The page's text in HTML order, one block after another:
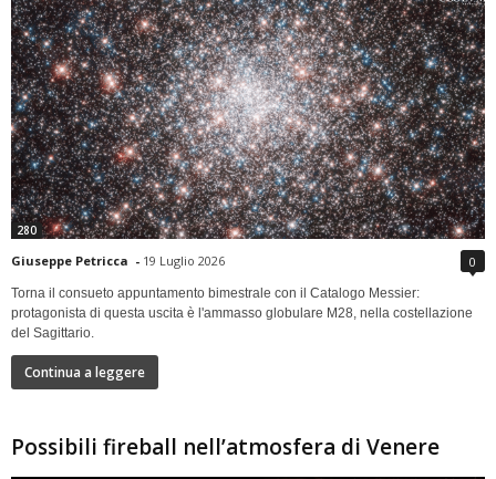
280
Giuseppe Petricca - 19 Luglio 2026 0
Torna il consueto appuntamento bimestrale con il Catalogo Messier:
protagonista di questa uscita è l'ammasso globulare M28, nella costellazione
del Sagittario.
Continua a leggere
Possibili fireball nell’atmosfera di Venere